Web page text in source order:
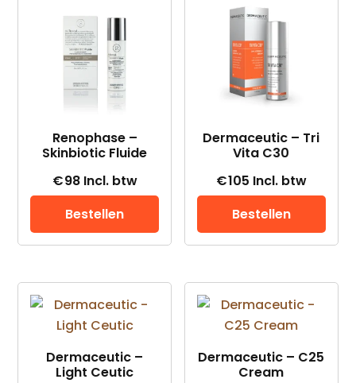
Renophase –
Skinbiotic Fluide
€98 Incl. btw
Bestellen
Dermaceutic – Tri
Vita C30
€105 Incl. btw
Bestellen
Dermaceutic –
Light Ceutic
Dermaceutic – C25
Cream